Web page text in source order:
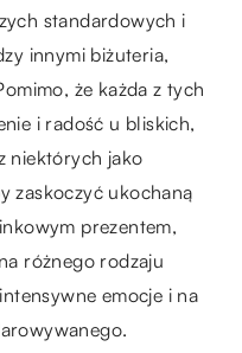
standardowych i
innymi biżuteria,
że każda z tych
i radość u bliskich,
niektórych jako
zaskoczyć ukochaną
prezentem,
różnego rodzaju
emocje i na